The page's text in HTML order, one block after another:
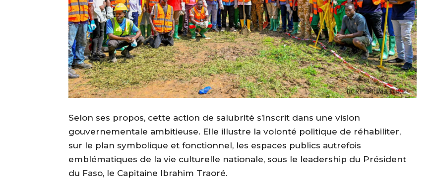
‎Selon ses propos, cette action de salubrité s’inscrit dans une vision
gouvernementale ambitieuse. Elle illustre la volonté politique de réhabiliter,
sur le plan symbolique et fonctionnel, les espaces publics autrefois
emblématiques de la vie culturelle nationale, sous le leadership du Président
du Faso, le Capitaine Ibrahim Traoré.